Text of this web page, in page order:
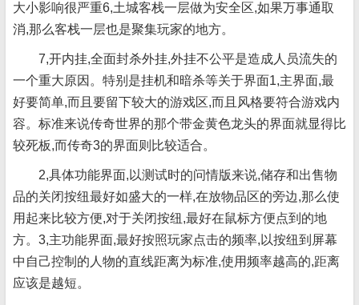
大小影响很严重6,土城客栈一层做为安全区,如果万事通取
消,那么客栈一层也是聚集玩家的地方。
7,开内挂,全面封杀外挂,外挂不公平是造成人员流失的
一个重大原因。特别是挂机和暗杀等关于界面1,主界面,最
好要简单,而且要留下较大的游戏区,而且风格要符合游戏内
容。标准来说传奇世界的那个带金黄色龙头的界面就显得比
较死板,而传奇3的界面则比较适合。
2,具体功能界面,以测试时的问情版来说,储存和出售物
品的关闭按纽最好如盛大的一样,在放物品区的旁边,那么使
用起来比较方便,对于关闭按纽,最好在鼠标方便点到的地
方。3,主功能界面,最好按照玩家点击的频率,以按纽到屏幕
中自己控制的人物的直线距离为标准,使用频率越高的,距离
应该是越短。